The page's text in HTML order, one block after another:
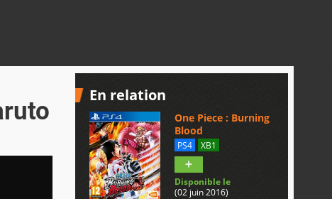
En relation
One Piece : Burning
Blood
PS4 XB1
Disponible le
(02 juin 2016)